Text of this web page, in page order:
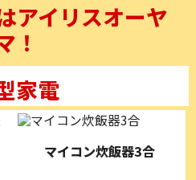
アイリスオーヤ
！
家電
マイコン炊飯器3合